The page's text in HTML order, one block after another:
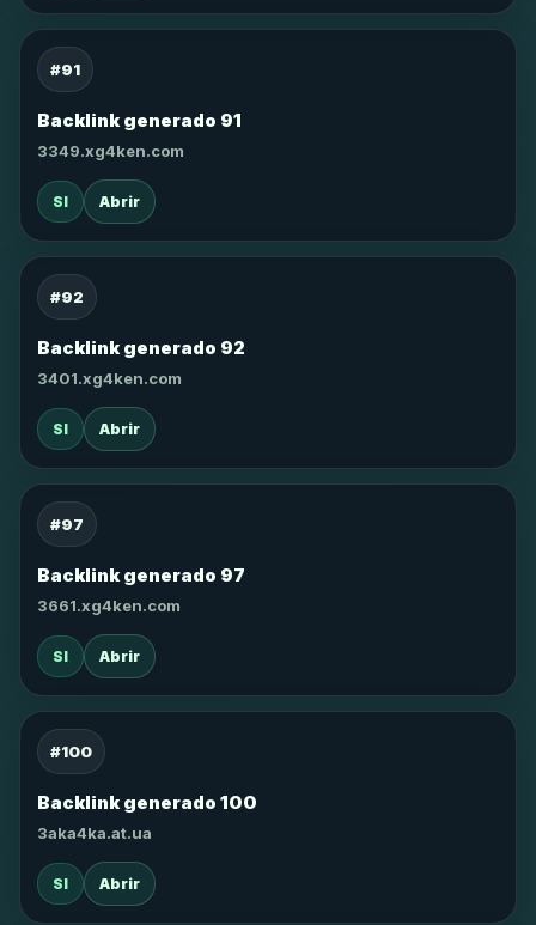
#91
Backlink generado 91
3349.xg4ken.com
SI Abrir
#92
Backlink generado 92
3401.xg4ken.com
SI Abrir
#97
Backlink generado 97
3661.xg4ken.com
SI Abrir
#100
Backlink generado 100
3aka4ka.at.ua
SI Abrir